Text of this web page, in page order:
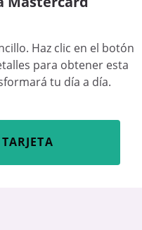
Haz clic en el botón
para obtener esta
tu día a día.